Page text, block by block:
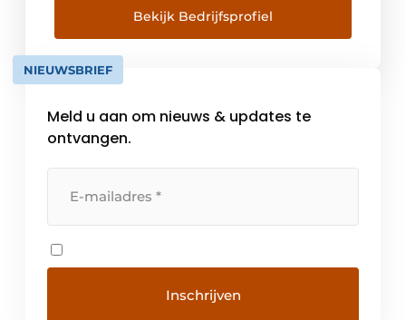
Bekijk Bedrijfsprofiel
NIEUWSBRIEF
Meld u aan om nieuws & updates te
ontvangen.